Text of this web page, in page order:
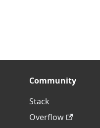
Community
Stack
Overflow